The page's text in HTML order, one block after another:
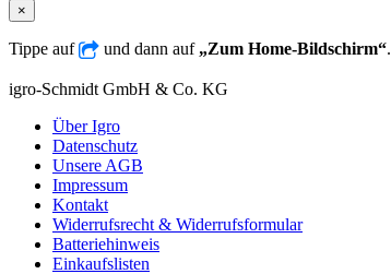
×
Tippe auf und dann auf „Zum Home-Bildschirm“.
igro-Schmidt GmbH & Co. KG
Über Igro
Datenschutz
Unsere AGB
Impressum
Kontakt
Widerrufsrecht & Widerrufsformular
Batteriehinweis
Einkaufslisten